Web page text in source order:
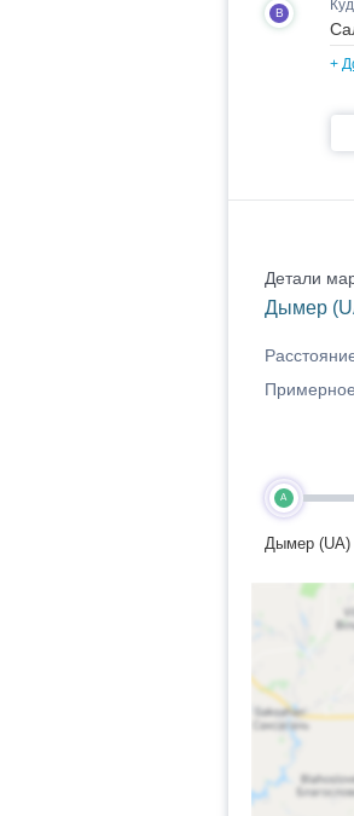
B
+
Детали
Дымер
A
Дымер (UA)